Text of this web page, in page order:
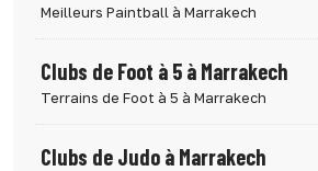
Meilleurs Paintball à Marrakech
Clubs de Foot à 5 à Marrakech
Terrains de Foot à 5 à Marrakech
Clubs de Judo à Marrakech